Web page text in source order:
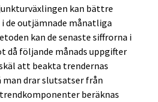
kan bättre
de outjämnade månatliga
kan de senaste siffrorna i
då följande månads uppgifter
att beakta trendernas
drar slutsatser från
beräknas